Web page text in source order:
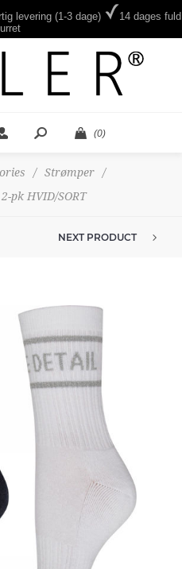
levering (1-3 dage)
14 dages fuld
(0)
/ Strømper
/
pk HVID/SORT
NEXT PRODUCT